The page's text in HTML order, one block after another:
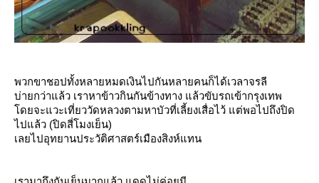
พวกขาชอปทั้งหลายหมดเงินไปกันหลายคนก็ได้เวลาจรลี
บ่ายกว่าแล้ว เราหาข้าวกินกันข้างทาง แล้วขับรถเข้ากรุงเทพ
ดยจะแวะเที่ยววัดหลวงตามหาบัวที่เลี้ยงเสื่อไว้ แต่พอไปถึงปิด
ไปแล้ว (ปิดสี่โมงเย็น)
เลยไปอุทยานประวัติศาสตร์เมืองสิงห์แทน